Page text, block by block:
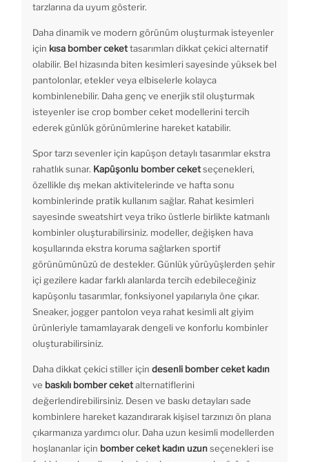
tarzlarına da uyum gösterir.
Daha dinamik ve modern görünüm oluşturmak isteyenler
için kısa bomber cekettasarımları dikkat çekici alternatif
olabilir. Bel hizasında biten kesimleri sayesinde yüksek bel
pantolonlar, etekler veya elbiselerle kolayca
kombinlenebilir. Daha genç ve enerjik stil oluşturmak
isteyenler ise crop bomber ceket modellerini tercih
ederek günlük görünümlerine hareket katabilir.
Spor tarzı sevenler için kapüşon detaylı tasarımlar ekstra
rahatlık sunar. Kapüşonlu bomber ceketseçenekleri,
özellikle dış mekan aktivitelerinde ve hafta sonu
kombinlerinde pratik kullanım sağlar. Rahat kesimleri
sayesinde sweatshirt veya triko üstlerle birlikte katmanlı
kombinler oluşturabilirsiniz. modeller, değişken hava
koşullarında ekstra koruma sağlarken sportif
görünümünüzü de destekler. Günlük yürüyüşlerden şehir
içi gezilere kadar farklı alanlarda tercih edebileceğiniz
kapüşonlu tasarımlar, fonksiyonel yapılarıyla öne çıkar.
Sneaker, jogger pantolon veya rahat kesimli alt giyim
ürünleriyle tamamlayarak dengeli ve konforlu kombinler
oluşturabilirsiniz.
Daha dikkat çekici stiller için desenli bomber ceket kadın
ve baskılı bomber ceketalternatiflerini
değerlendirebilirsiniz. Desen ve baskı detayları sade
kombinlere hareket kazandırarak kişisel tarzınızı ön plana
çıkarmanıza yardımcı olur. Daha uzun kesimli modellerden
hoşlananlar için bomber ceket kadın uzunseçenekleri ise